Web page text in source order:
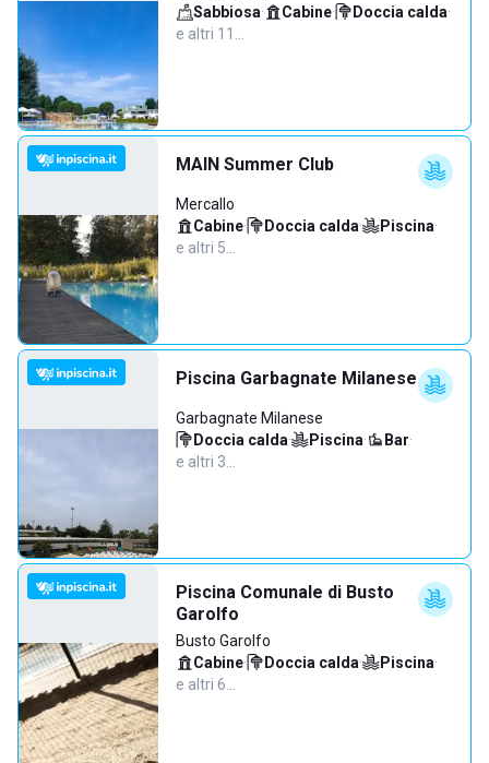
Sabbiosa· Cabine· Doccia calda·
e altri 11…
MAIN Summer Club
Mercallo
Cabine· Doccia calda· Piscina·
e altri 5…
Piscina Garbagnate Milanese
Garbagnate Milanese
Doccia calda· Piscina· Bar·
e altri 3…
Piscina Comunale di Busto
Garolfo
Busto Garolfo
Cabine· Doccia calda· Piscina·
e altri 6…